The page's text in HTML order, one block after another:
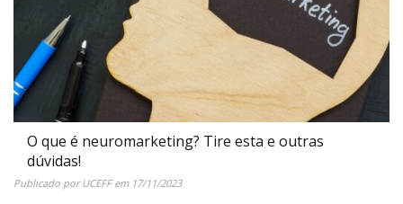
O que é neuromarketing? Tire esta e outras
dúvidas!
Publicado porUCEFFem 17/11/2023